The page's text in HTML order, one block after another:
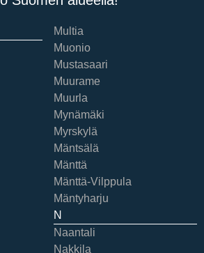
Multia
Muonio
Mustasaari
Muurame
Muurla
Mynämäki
Myrskylä
Mäntsälä
Mänttä
Mänttä-Vilppula
Mäntyharju
N
Naantali
Nakkila